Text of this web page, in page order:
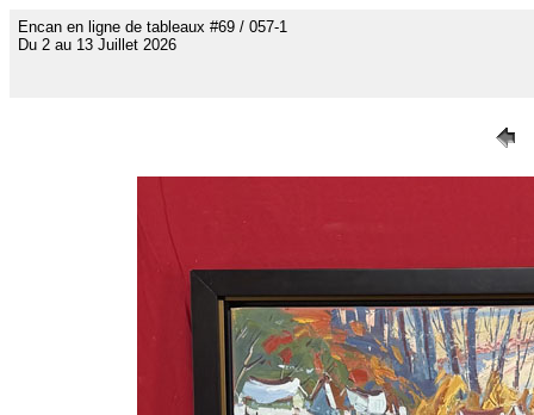
Encan en ligne de tableaux #69 / 057-1
Du 2 au 13 Juillet 2026